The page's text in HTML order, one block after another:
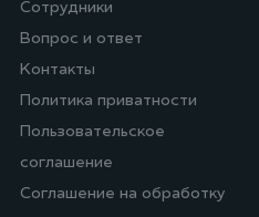
Сотрудники
Вопрос и ответ
Контакты
Политика приватности
Пользовательское
соглашение
Соглашение на обработку